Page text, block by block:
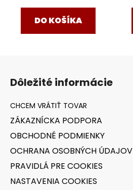
DO KOŠÍKA
Dôležité informácie
ZÁKAZNÍCKA PODPORA
OBCHODNÉ PODMIENKY
OCHRANA OSOBNÝCH ÚDAJOV
PRAVIDLÁ PRE COOKIES
NASTAVENIA COOKIES